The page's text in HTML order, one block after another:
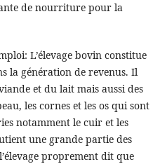
de nourriture pour la
L’élevage bovin constitue
la génération de revenus. Il
et du lait mais aussi des
les cornes et les os qui sont
notamment le cuir et les
une grande partie des
proprement dit que